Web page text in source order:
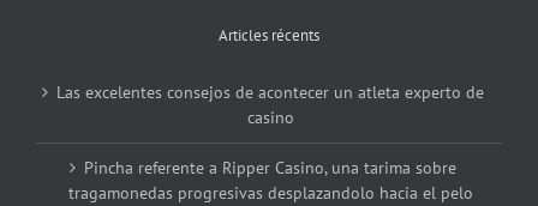
Articles récents
Las excelentes consejos de acontecer un atleta experto de
casino
Pincha referente a Ripper Casino, una tarima sobre
tragamonedas progresivas desplazandolo hacia el pelo